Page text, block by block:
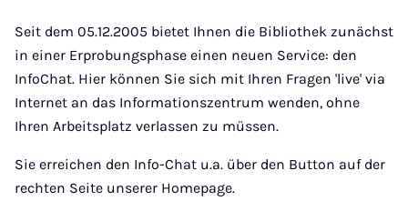
Seit dem 05.12.2005 bietet Ihnen die Bibliothek zunächst
in einer Erprobungsphase einen neuen Service: den
InfoChat. Hier können Sie sich mit Ihren Fragen 'live' via
Internet an das Informationszentrum wenden, ohne
Ihren Arbeitsplatz verlassen zu müssen.
Sie erreichen den Info-Chat u.a. über den Button auf der
rechten Seite unserer Homepage.